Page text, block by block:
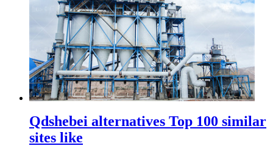
Qdshebei alternatives Top 100 similar
sites like